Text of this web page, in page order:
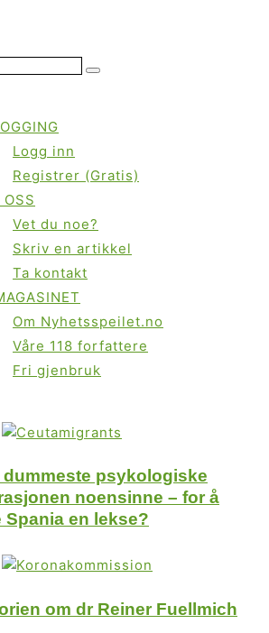
Logg inn
Registrer (Gratis)
Vet du noe?
Skriv en artikkel
Ta kontakt
Om Nyhetsspeilet.no
Våre 118 forfattere
Fri gjenbruk
dummeste psykologiske
noensinne – for å
Spania en lekse?
om dr Reiner Fuellmich